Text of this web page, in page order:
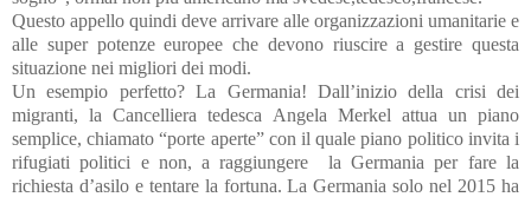
Questo appello quindi deve arrivare alle organizzazioni umanitarie e
alle super potenze europee che devono riuscire a gestire questa
situazione nei migliori dei modi.
Un esempio perfetto? La Germania! Dall’inizio della crisi dei
migranti, la Cancelliera tedesca Angela Merkel attua un piano
semplice, chiamato “porte aperte” con il quale piano politico invita i
rifugiati politici e non, a raggiungere
la Germania per fare la
richiesta d’asilo e tentare la fortuna. La Germania solo nel 2015 ha